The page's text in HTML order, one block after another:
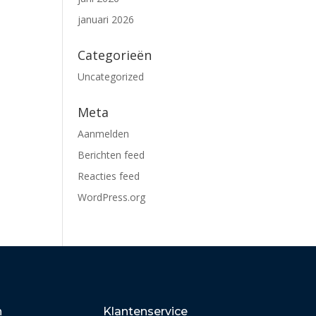
januari 2026
Categorieën
Uncategorized
Meta
Aanmelden
Berichten feed
Reacties feed
WordPress.org
Klantenservice